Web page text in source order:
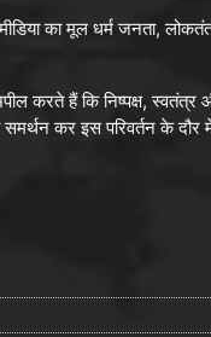
मीडिया का मूल धर्म जनता,
करते हैं कि निष्पक्ष, स्वतंत्र
समर्थन कर इस परिवर्तन के दौर